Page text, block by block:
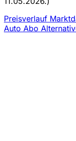
Preisverlauf
Auto Abo